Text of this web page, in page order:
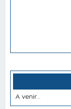
A venir...